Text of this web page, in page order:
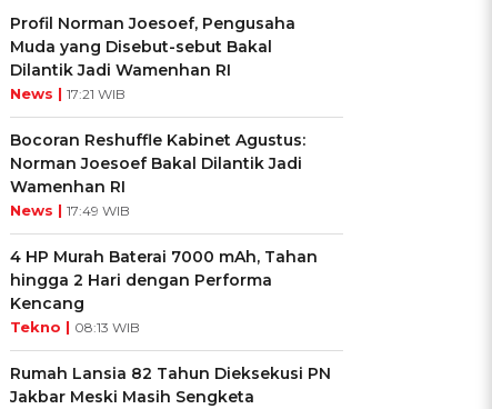
Profil Norman Joesoef, Pengusaha
Muda yang Disebut-sebut Bakal
Dilantik Jadi Wamenhan RI
News | 17:21 WIB
Bocoran Reshuffle Kabinet Agustus:
Norman Joesoef Bakal Dilantik Jadi
Wamenhan RI
News | 17:49 WIB
4 HP Murah Baterai 7000 mAh, Tahan
hingga 2 Hari dengan Performa
Kencang
Tekno | 08:13 WIB
Rumah Lansia 82 Tahun Dieksekusi PN
Jakbar Meski Masih Sengketa